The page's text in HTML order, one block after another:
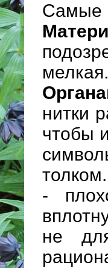
Самые
мелкая.
нитки
чтобы
-
не